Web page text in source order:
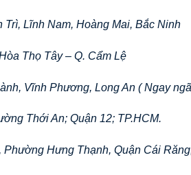
Lĩnh Nam, Hoàng Mai, Bắc Ninh
Thọ Tây – Q. Cẩm Lệ
Vĩnh Phương, Long An ( Ngay
Thới An; Quận 12; TP.HCM.
Hưng Thạnh, Quận Cái